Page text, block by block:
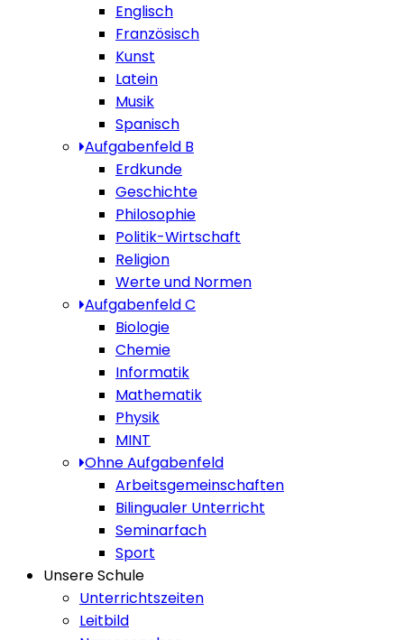
Englisch
Französisch
Kunst
Latein
Musik
Spanisch
Aufgabenfeld B
Erdkunde
Geschichte
Philosophie
Politik-Wirtschaft
Religion
Werte und Normen
Aufgabenfeld C
Biologie
Chemie
Informatik
Mathematik
Physik
MINT
Ohne Aufgabenfeld
Arbeitsgemeinschaften
Bilingualer Unterricht
Seminarfach
Sport
Unsere Schule
Unterrichtszeiten
Leitbild